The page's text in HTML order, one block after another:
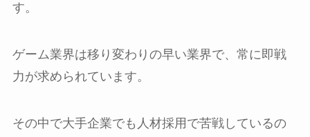
す。
ゲーム業界は移り変わりの早い業界で、常に即戦
力が求められています。
その中で大手企業でも人材採用で苦戦しているの